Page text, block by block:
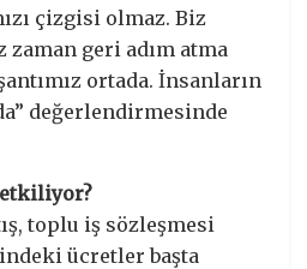
çizgisi olmaz. Biz
geri adım atma
ortada. İnsanların
değerlendirmesinde
toplu iş sözleşmesi
ücretler başta